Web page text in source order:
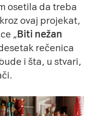
osetila da treba
ovaj projekat,
„Biti nežan
rečenica
i šta, u stvari,